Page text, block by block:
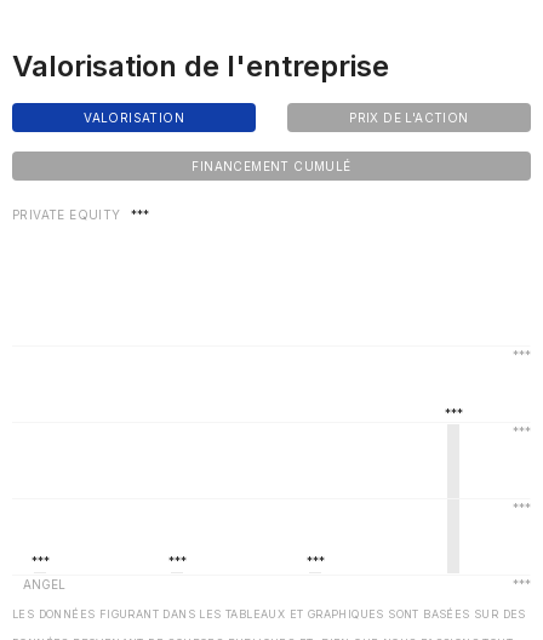
Valorisation de l'entreprise
VALORISATION PRIX DE L'ACTION
FINANCEMENT CUMULÉ
PRIVATE EQUITY ***
LES DONNÉES FIGURANT DANS LES TABLEAUX ET GRAPHIQUES SONT BASÉES SUR DES